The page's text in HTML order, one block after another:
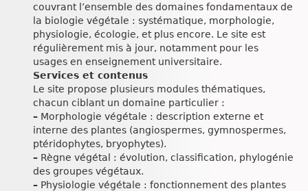
couvrant l’ensemble des domaines fondamentaux de
la biologie végétale : systématique, morphologie,
physiologie, écologie, et plus encore. Le site est
régulièrement mis à jour, notamment pour les
usages en enseignement universitaire.
Services et contenus
Le site propose plusieurs modules thématiques,
chacun ciblant un domaine particulier :
– Morphologie végétale : description externe et
interne des plantes (angiospermes, gymnospermes,
ptéridophytes, bryophytes).
– Règne végétal : évolution, classification, phylogénie
des groupes végétaux.
– Physiologie végétale : fonctionnement des plantes